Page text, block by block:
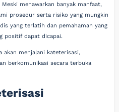
menawarkan banyak manfaat,
prosedur serta risiko yang mungkin
yang terlatih dan pemahaman yang
positif dapat dicapai.
akan menjalani kateterisasi,
berkomunikasi secara terbuka